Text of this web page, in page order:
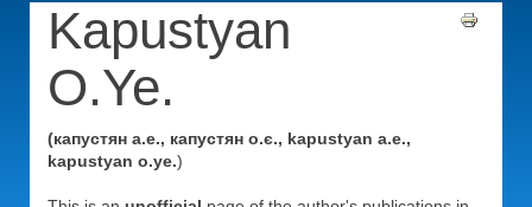
Kapustyan
O.Ye.
(капустян а.е., капустян о.є., kapustyan a.e.,
kapustyan o.ye.)